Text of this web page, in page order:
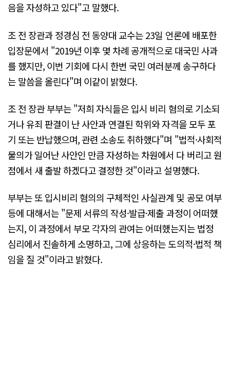
음을 자성하고 있다"고 말했다.
조 전 장관과 정경심 전 동양대 교수는 23일 언론에 배포한
입장문에서 "2019년 이후 몇 차례 공개적으로 대국민 사과
를 했지만, 이번 기회에 다시 한번 국민 여러분께 송구하다
는 말씀을 올린다"며 이같이 밝혔다.
조 전 장관 부부는 "저희 자식들은 입시 비리 혐의로 기소되
거나 유죄 판결이 난 사안과 연결된 학위와 자격을 모두 포
기 또는 반납했으며, 관련 소송도 취하했다"며 "법적·사회적
물의가 일어난 사안인 만큼 자성하는 차원에서 다 버리고 원
점에서 새 출발 하겠다고 결정한 것"이라고 설명했다.
부부는 또 입시비리 혐의의 구체적인 사실관계 및 공모 여부
등에 대해서는 "문제 서류의 작성·발급·제출 과정이 어떠했
는지, 이 과정에서 부모 각자의 관여는 어떠했는지는 법정
심리에서 진솔하게 소명하고, 그에 상응하는 도의적·법적 책
임을 질 것"이라고 밝혔다.